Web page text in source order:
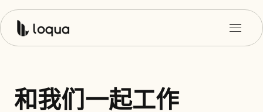
和我们一起工作